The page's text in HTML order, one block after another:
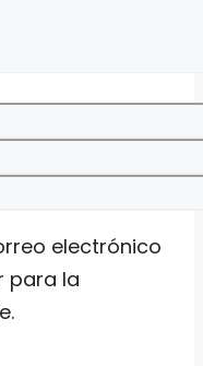
electrónico
para la